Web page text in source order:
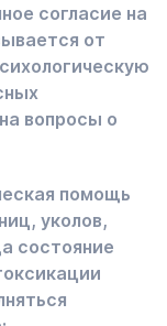
согласие на
от
вопросы о
помощь
уколов,
состояние